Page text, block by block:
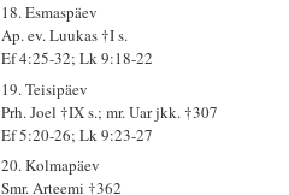
18. Esmaspäev
Ap. ev. Luukas †I s.
Ef 4:25-32; Lk 9:18-22
19. Teisipäev
Prh. Joel †IX s.; mr. Uar jkk. †307
Ef 5:20-26; Lk 9:23-27
20. Kolmapäev
Smr. Arteemi †362